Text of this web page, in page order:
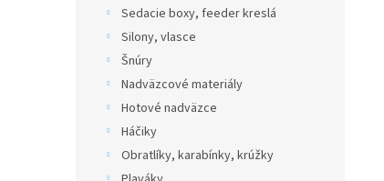
Sedacie boxy, feeder kreslá
Silony, vlasce
Šnúry
Nadväzcové materiály
Hotové nadväzce
Háčiky
Obratlíky, karabínky, krúžky